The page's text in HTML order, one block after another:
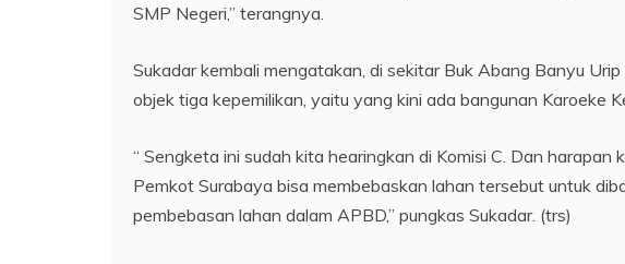
SMP Negeri,” terangnya.
Sukadar kembali mengatakan, di sekitar Buk Abang Banyu
objek tiga kepemilikan, yaitu yang kini ada bangunan Karoeke
“ Sengketa ini sudah kita hearingkan di Komisi C. Dan harapan
Pemkot Surabaya bisa membebaskan lahan tersebut untuk
pembebasan lahan dalam APBD,” pungkas Sukadar. (trs)